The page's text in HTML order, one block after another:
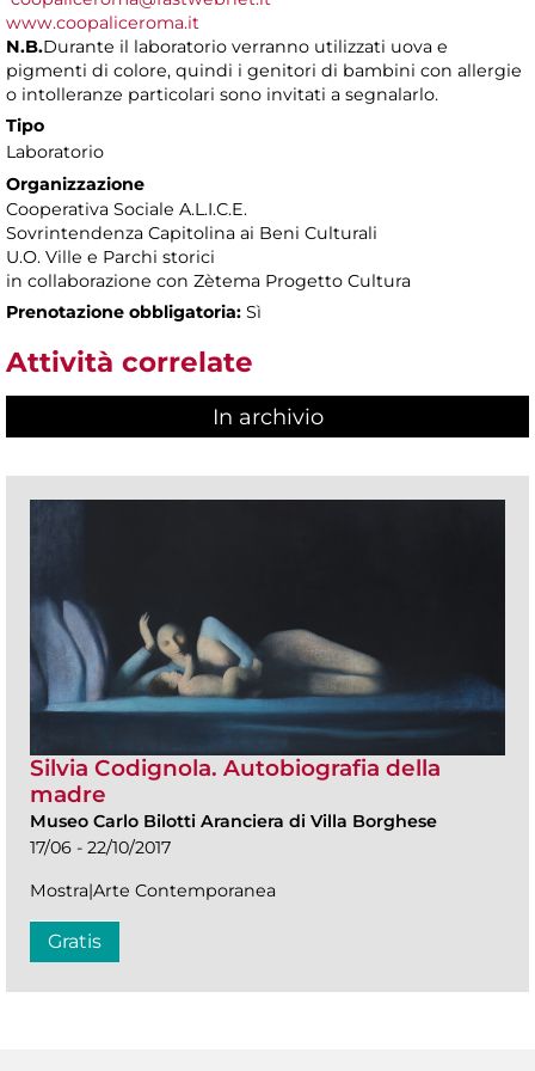
www.coopaliceroma.it
N.B.Durante il laboratorio verranno utilizzati uova e
pigmenti di colore, quindi i genitori di bambini con allergie
o intolleranze particolari sono invitati a segnalarlo.
Tipo
Laboratorio
Organizzazione
Cooperativa Sociale A.L.I.C.E.
Sovrintendenza Capitolina ai Beni Culturali
U.O. Ville e Parchi storici
in collaborazione con Zètema Progetto Cultura
Prenotazione obbligatoria: Sì
Attività correlate
In archivio
Silvia Codignola. Autobiografia della
madre
Museo Carlo Bilotti Aranciera di Villa Borghese
17/06 - 22/10/2017
Mostra|Arte Contemporanea
Gratis